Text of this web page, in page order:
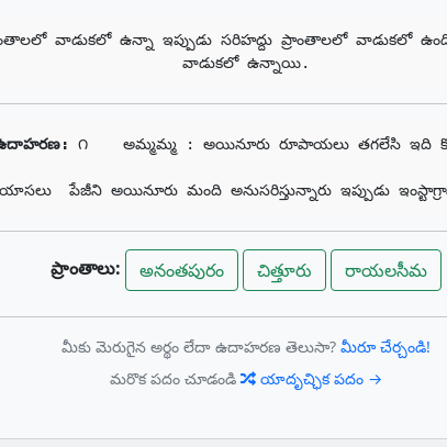
వాడుకలో ఉన్నా ఇప్పుడు సరిహద్దు ప్రాంతాలలో వాడుకలో
వాడుకలో ఉన్నాయి.
౧    అమ్మమ్మ : అయినూరు రూపాయలు తగలేసి ఇది
పేజీని అయినూరు మంది అనుసరిస్తున్నారు ఇప్పుడు
ప్రాంతాలు: అనంతపురం చిత్తూరు రాయలసీమ
మీకు మెరుగైన అర్థం లేదా ఉదాహరణ తెలుసా? మీరూ చేర్చండి!
మరొక పదం చూడండి
యాదృచ్ఛిక పదం →